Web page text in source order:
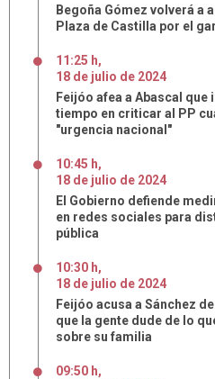
Begoña Gómez volverá a
Plaza de Castilla por el
11:25 h,
18 de julio de 2024
Feijóo afea a Abascal que
tiempo en criticar al PP
"urgencia nacional"
10:45 h,
18 de julio de 2024
El Gobierno defiende
en redes sociales para
pública
10:30 h,
18 de julio de 2024
Feijóo acusa a Sánchez
que la gente dude de lo
sobre su familia
09:50 h,